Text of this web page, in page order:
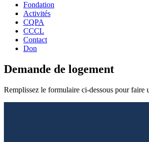
Fondation
Activités
CQPA
CCCL
Contact
Don
Demande de logement
Remplissez le formulaire ci-dessous pour faire